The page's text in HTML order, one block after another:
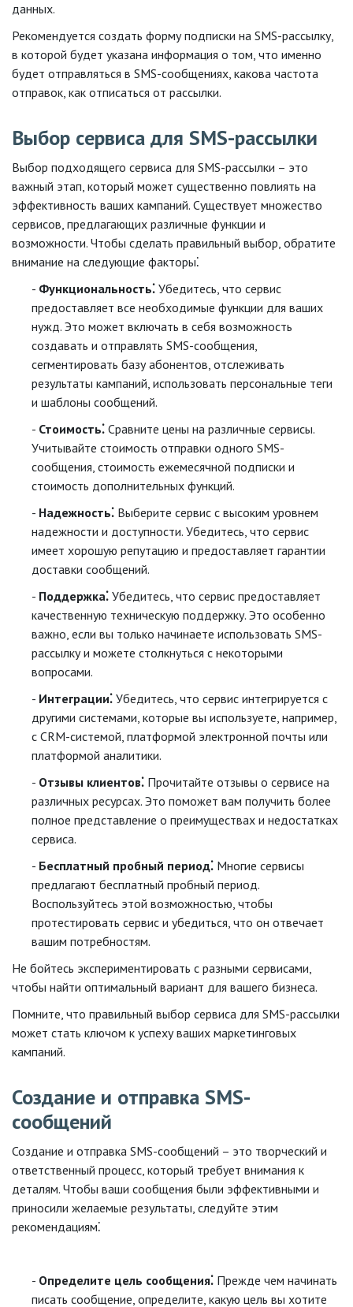
данных.
Рекомендуется создать форму подписки на SMS-рассылку,
в которой будет указана информация о том, что именно
будет отправляться в SMS-сообщениях, какова частота
отправок, как отписаться от рассылки.
Выбор сервиса для SMS-рассылки
Выбор подходящего сервиса для SMS-рассылки – это
важный этап, который может существенно повлиять на
эффективность ваших кампаний. Существует множество
сервисов, предлагающих различные функции и
возможности. Чтобы сделать правильный выбор, обратите
внимание на следующие факторы⁚
Функциональность⁚ Убедитесь, что сервис
предоставляет все необходимые функции для ваших
нужд. Это может включать в себя возможность
создавать и отправлять SMS-сообщения,
сегментировать базу абонентов, отслеживать
результаты кампаний, использовать персональные теги
и шаблоны сообщений.
Стоимость⁚ Сравните цены на различные сервисы.
Учитывайте стоимость отправки одного SMS-
сообщения, стоимость ежемесячной подписки и
стоимость дополнительных функций.
Надежность⁚ Выберите сервис с высоким уровнем
надежности и доступности. Убедитесь, что сервис
имеет хорошую репутацию и предоставляет гарантии
доставки сообщений.
Поддержка⁚ Убедитесь, что сервис предоставляет
качественную техническую поддержку. Это особенно
важно, если вы только начинаете использовать SMS-
рассылку и можете столкнуться с некоторыми
вопросами.
Интеграции⁚ Убедитесь, что сервис интегрируется с
другими системами, которые вы используете, например,
с CRM-системой, платформой электронной почты или
платформой аналитики.
Отзывы клиентов⁚ Прочитайте отзывы о сервисе на
различных ресурсах. Это поможет вам получить более
полное представление о преимуществах и недостатках
сервиса.
Бесплатный пробный период⁚ Многие сервисы
предлагают бесплатный пробный период.
Воспользуйтесь этой возможностью, чтобы
протестировать сервис и убедиться, что он отвечает
вашим потребностям.
Не бойтесь экспериментировать с разными сервисами,
чтобы найти оптимальный вариант для вашего бизнеса.
Помните, что правильный выбор сервиса для SMS-рассылки
может стать ключом к успеху ваших маркетинговых
кампаний.
Создание и отправка SMS-
сообщений
Создание и отправка SMS-сообщений – это творческий и
ответственный процесс, который требует внимания к
деталям. Чтобы ваши сообщения были эффективными и
приносили желаемые результаты, следуйте этим
рекомендациям⁚
Определите цель сообщения⁚ Прежде чем начинать
писать сообщение, определите, какую цель вы хотите